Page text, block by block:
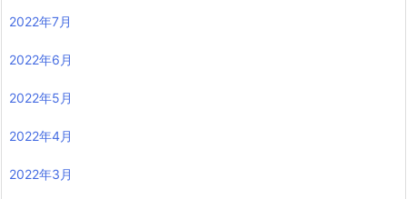
2022年7月
2022年6月
2022年5月
2022年4月
2022年3月